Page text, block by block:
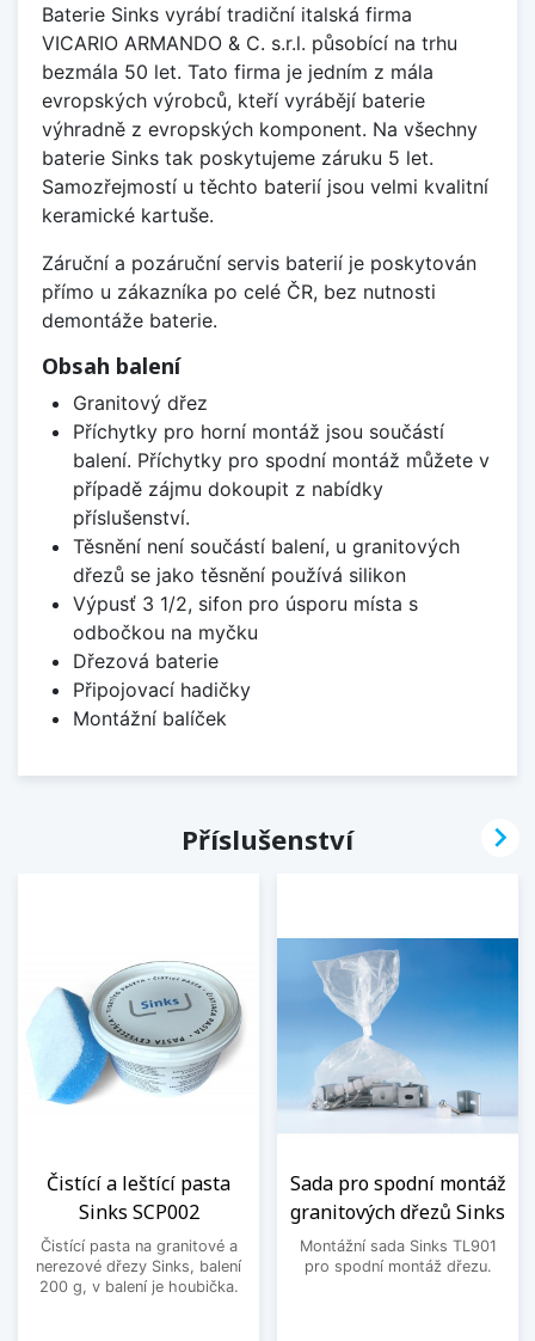
Baterie Sinks vyrábí tradiční italská firma
VICARIO ARMANDO & C. s.r.l. působící na trhu
bezmála 50 let. Tato firma je jedním z mála
evropských výrobců, kteří vyrábějí baterie
výhradně z evropských komponent. Na všechny
baterie Sinks tak poskytujeme záruku 5 let.
Samozřejmostí u těchto baterií jsou velmi kvalitní
keramické kartuše.
Záruční a pozáruční servis baterií je poskytován
přímo u zákazníka po celé ČR, bez nutnosti
demontáže baterie.
Obsah balení
Granitový dřez
Příchytky pro horní montáž jsou součástí
balení. Příchytky pro spodní montáž můžete v
případě zájmu dokoupit z nabídky
příslušenství.
Těsnění není součástí balení, u granitových
dřezů se jako těsnění používá silikon
Výpusť 3 1/2, sifon pro úsporu místa s
odbočkou na myčku
Dřezová baterie
Připojovací hadičky
Montážní balíček
Příslušenství
Čistící a leštící pasta
Sinks SCP002
Čistící pasta na granitové a
nerezové dřezy Sinks, balení
200 g, v balení je houbička.
Sada pro spodní montáž
granitových dřezů Sinks
Montážní sada Sinks TL901
pro spodní montáž dřezu.
